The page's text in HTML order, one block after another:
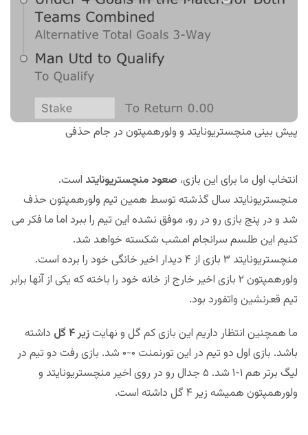
پیش بینی منچستریونایتد و ولورهمپتون در جام حذفی
انتخاب اول ما برای این بازی، صعود منچستریونایتد است.
منچستریونایتد سال گذشته توسط همین تیم ولورهمپتون حذف
شد و در پنج بازی رو در رو، موفق نشده این تیم را ببرد اما ما فکر می
کنیم این طلسم سرانجام امشب شکسته خواهد شد.
منچستریونایتد ۳ بازی از ۴ دیدار اخیر خانگی خود را برده است.
ولورهمپتون ۲ بازی اخیر خارج از خانه خود را باخته که یکی از آنها برابر
تیم قعرنشین واتفورد بود.
ما همچنین انتظار داریم این بازی کم گل و نهایتزیر ۴ گل
داشته
باشد. بازی اول دو تیم در این تورنمنت ۰-۰ شد. بازی رفت دو تیم در
لیگ برتر هم ۱-۱ شد. ۵ جدال رو در روی اخیر منچستریونایتد و
ولورهمپتون همیشه زیر ۴ گل داشته است.